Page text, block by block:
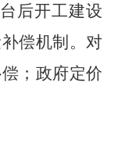
后开工建设
偿机制。对
；政府定价